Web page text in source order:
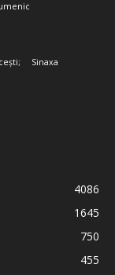
Sinaxa
4086
1645
750
455